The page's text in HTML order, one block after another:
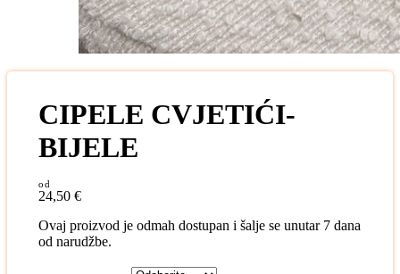
CIPELE CVJETIĆI-
BIJELE
24,50 €
Ovaj proizvod je odmah dostupan i šalje se unutar 7 dana
od narudžbe.